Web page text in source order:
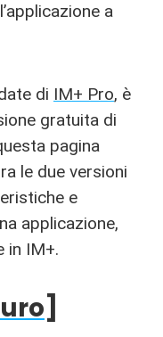
a
di IM+ Pro, è
gratuita di
pagina
le due versioni
e
applicazione,
in IM+.
]